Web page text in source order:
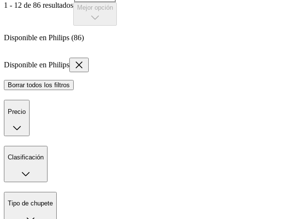
1 - 12 de 86 resultados Mejor opción
Disponible en Philips (86)
Disponible en Philips
Borrar todos los filtros
Precio
Clasificación
Tipo de chupete